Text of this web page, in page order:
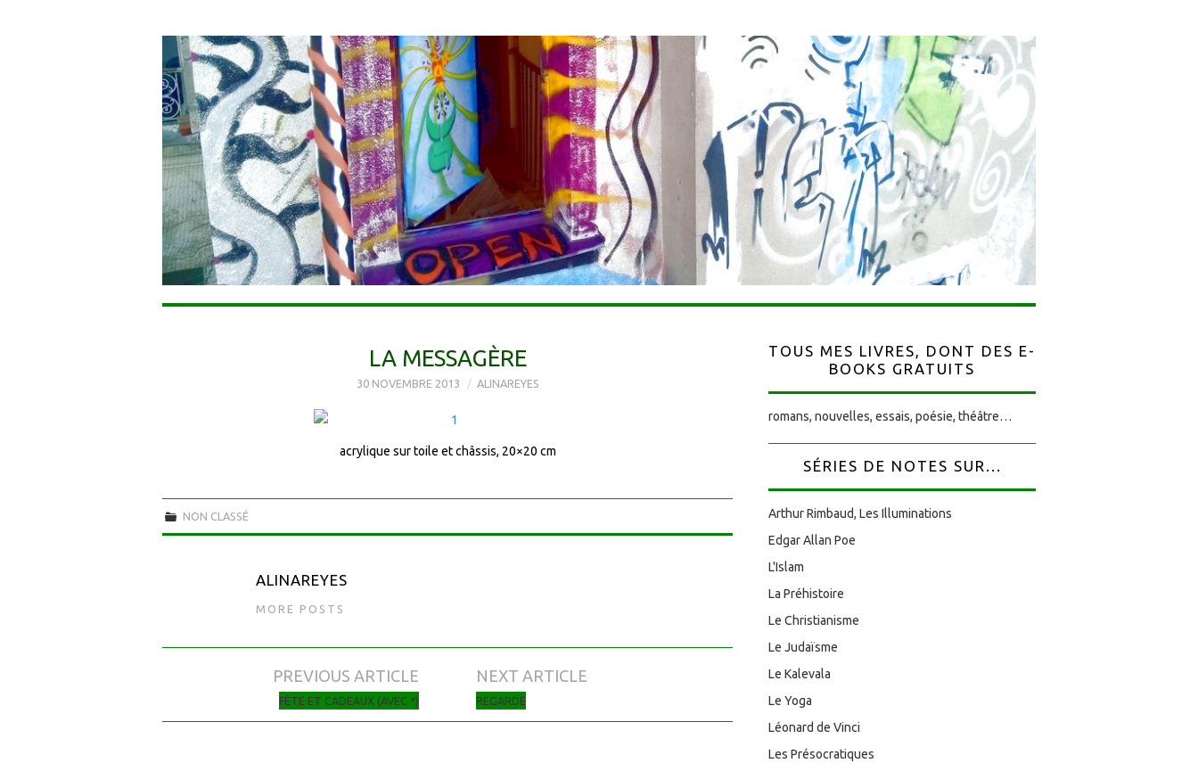
LA MESSAGÈRE
30 NOVEMBRE 2013 ALINAREYES
acrylique sur toile et châssis, 20×20 cm
NON CLASSÉ
ALINAREYES
MORE POSTS
Navigation des articles
PREVIOUS ARTICLE
FÊTE ET CADEAUX (AVEC *)
NEXT ARTICLE
REGARDE
TOUS MES LIVRES, DONT DES E-
BOOKS GRATUITS
romans, nouvelles, essais, poésie, théâtre…
SÉRIES DE NOTES SUR...
Arthur Rimbaud, Les Illuminations
Edgar Allan Poe
L'Islam
La Préhistoire
Le Christianisme
Le Judaïsme
Le Kalevala
Le Yoga
Léonard de Vinci
Les Présocratiques